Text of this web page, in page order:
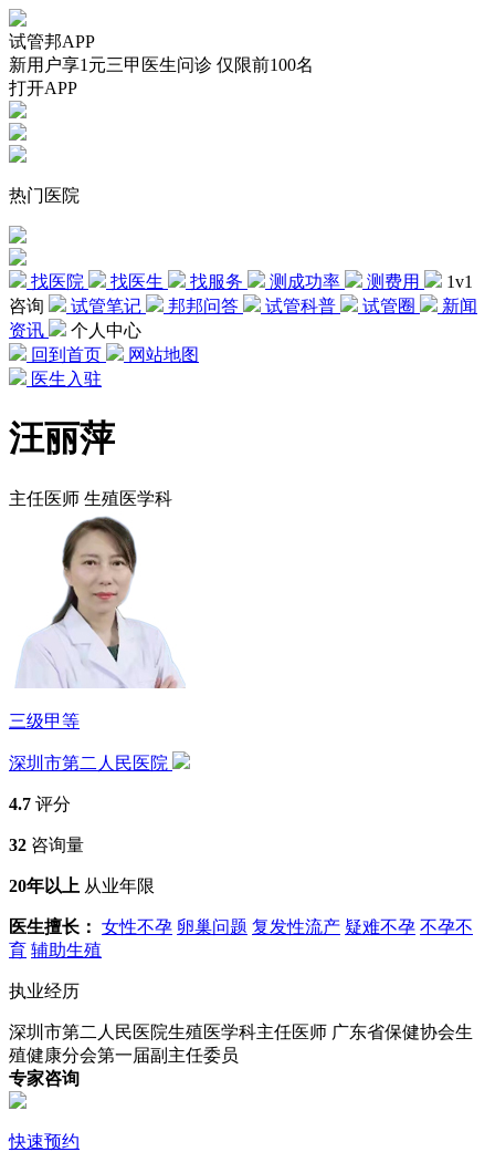
试管邦APP
新用户享1元三甲医生问诊 仅限前100名
打开APP
热门医院
找医院 找医生 找服务 测成功率 测费用
1v1
咨询
试管笔记 邦邦问答 试管科普 试管圈
新闻
资讯
个人中心
回到首页
网站地图
医生入驻
汪丽萍
主任医师 生殖医学科
三级甲等
深圳市第二人民医院
4.7 评分
32 咨询量
20年以上 从业年限
医生擅长： 女性不孕 卵巢问题 复发性流产 疑难不孕 不孕不
育 辅助生殖
执业经历
深圳市第二人民医院生殖医学科主任医师 广东省保健协会生
殖健康分会第一届副主任委员
专家咨询
快速预约